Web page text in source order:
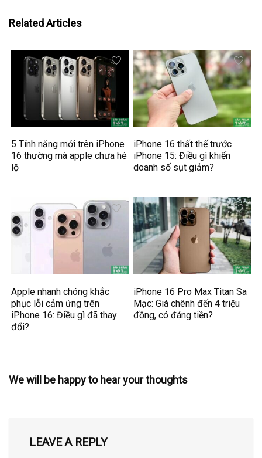
Related Articles
5 Tính năng mới trên iPhone
16 thường mà apple chưa hé
lộ
iPhone 16 thất thế trước
iPhone 15: Điều gì khiến
doanh số sụt giảm?
Apple nhanh chóng khắc
phục lỗi cảm ứng trên
iPhone 16: Điều gì đã thay
đổi?
iPhone 16 Pro Max Titan Sa
Mạc: Giá chênh đến 4 triệu
đồng, có đáng tiền?
We will be happy to hear your thoughts
LEAVE A REPLY